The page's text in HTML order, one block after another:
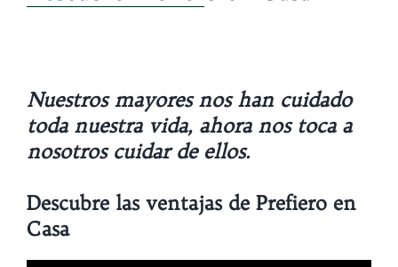
Nuestros mayores nos han cuidado
toda nuestra vida, ahora nos toca a
nosotros cuidar de ellos.
Descubre las ventajas de Prefiero en
Casa